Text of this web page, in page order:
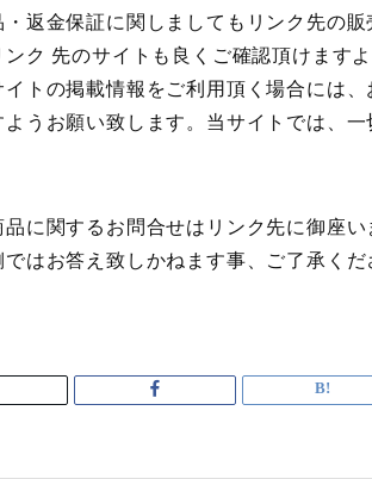
・返金保証に関しましてもリンク先の
ンク 先のサイトも良くご確認頂けます
イトの掲載情報をご利用頂く場合には
ようお願い致します。当サイトでは、
品に関するお問合せはリンク先に御座
ではお答え致しかねます事、ご了承くだ